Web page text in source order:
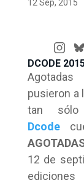
12 Sep, 2015
DCODE
pusieron a
tan
Dcode
12 de